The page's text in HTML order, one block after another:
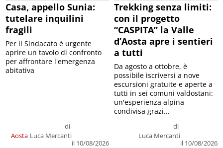
Casa, appello Sunia:
tutelare inquilini
fragili
Aosta
di
Luca Mercanti
il 10/08/2026
Per il Sindacato è urgente
aprire un tavolo di confronto
per affrontare l'emergenza
abitativa
Trekking senza limiti:
con il progetto
“CASPITA” la Valle
d’Aosta apre i sentieri
a tutti
di
Luca Mercanti
il 10/08/2026
Da agosto a ottobre, è
possibile iscriversi a nove
escursioni gratuite e aperte a
tutti in sei comuni valdostani:
un'esperienza alpina
condivisa grazi...